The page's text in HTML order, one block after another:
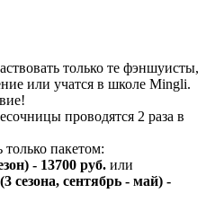
только те фэншуисты,
или учатся в школе Mingli.
проводятся 2 раза в
пакетом:
- 13700 руб. или
сезона, сентябрь - май) -